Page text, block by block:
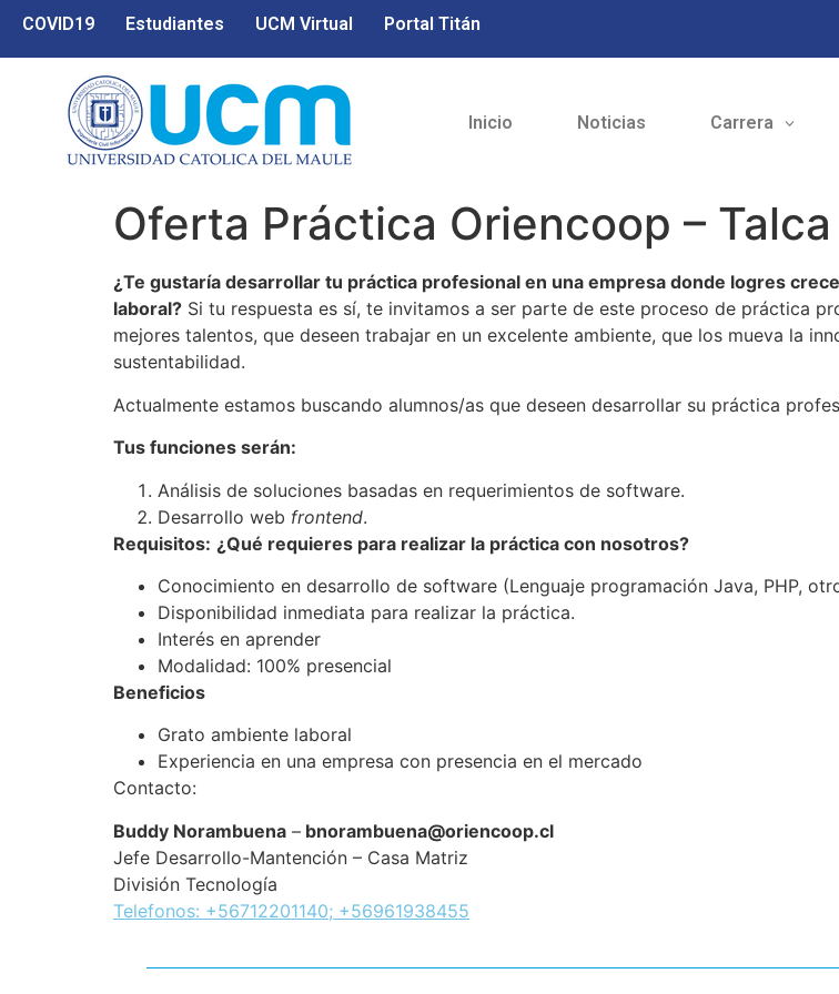
COVID19 Estudiantes UCM Virtual Portal Titán
Inicio Noticias Carrera
Oferta Práctica Oriencoop – Talca
¿Te gustaría desarrollar tu práctica profesional en una empresa donde logres
laboral? Si tu respuesta es sí, te invitamos a ser parte de este proceso de práctica
mejores talentos, que deseen trabajar en un excelente ambiente, que los mueva la
sustentabilidad.
Actualmente estamos buscando alumnos/as que deseen desarrollar su práctica
Tus funciones serán:
Análisis de soluciones basadas en requerimientos de software.
Desarrollo web frontend.
Requisitos: ¿Qué requieres para realizar la práctica con nosotros?
Conocimiento en desarrollo de software (Lenguaje programación Java, PHP,
Disponibilidad inmediata para realizar la práctica.
Interés en aprender
Modalidad: 100% presencial
Beneficios
Grato ambiente laboral
Experiencia en una empresa con presencia en el mercado
Contacto:
Buddy Norambuena – bnorambuena@oriencoop.cl
Jefe Desarrollo-Mantención – Casa Matriz
División Tecnología
Telefonos: +56712201140; +56961938455